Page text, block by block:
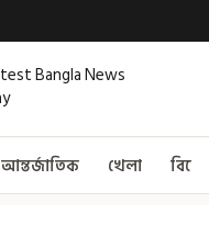
আন্তর্জাতিক খেলা